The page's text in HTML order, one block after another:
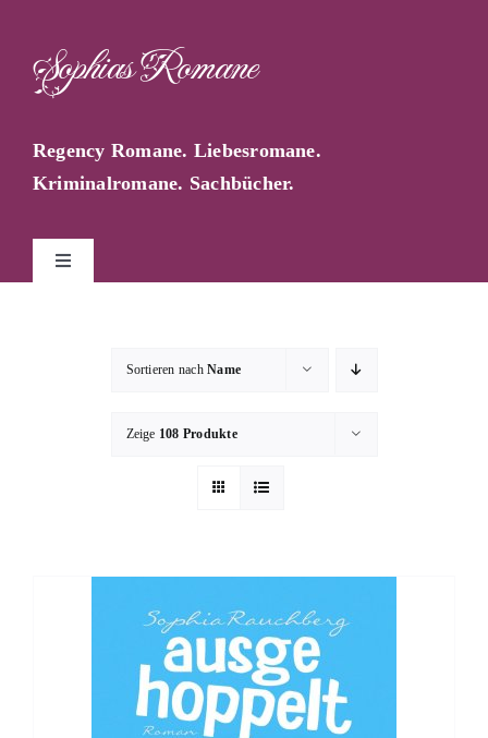
springenSophias Romane
Regency Romane. Liebesromane.
Kriminalromane. Sachbücher.
Toggle
Sophia Rauchberg
Sortieren nachName
Zeige 108 Produkte